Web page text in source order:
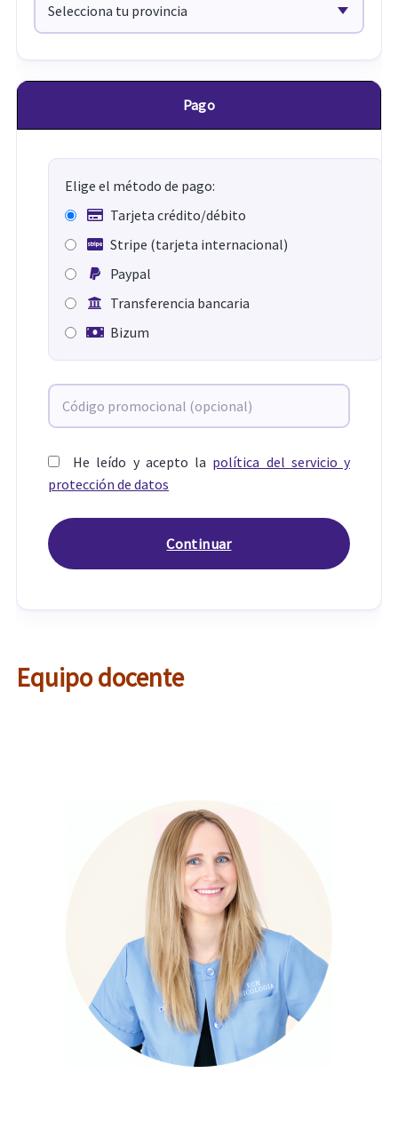
Pago
Elige el método de pago:
Tarjeta crédito/débito
Stripe (tarjeta internacional)
Paypal
Transferencia bancaria
Bizum
He leído y acepto la política del servicio y
protección de datos
Equipo docente